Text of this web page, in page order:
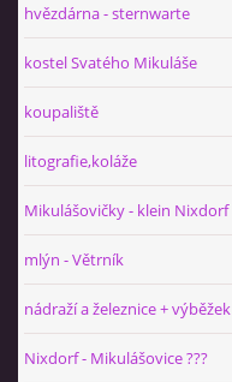
hvězdárna - sternwarte
kostel Svatého Mikuláše
koupaliště
litografie,koláže
Mikulášovičky - klein Nixdorf
mlýn - Větrník
nádraží a železnice + výběžek
Nixdorf - Mikulášovice ???